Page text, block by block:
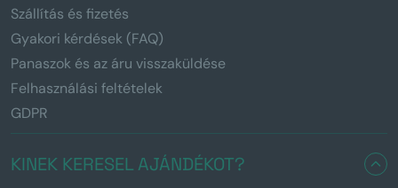
Szállítás és fizetés
Gyakori kérdések (FAQ)
Panaszok és az áru visszaküldése
Felhasználási feltételek
GDPR
KINEK KERESEL AJÁNDÉKOT?